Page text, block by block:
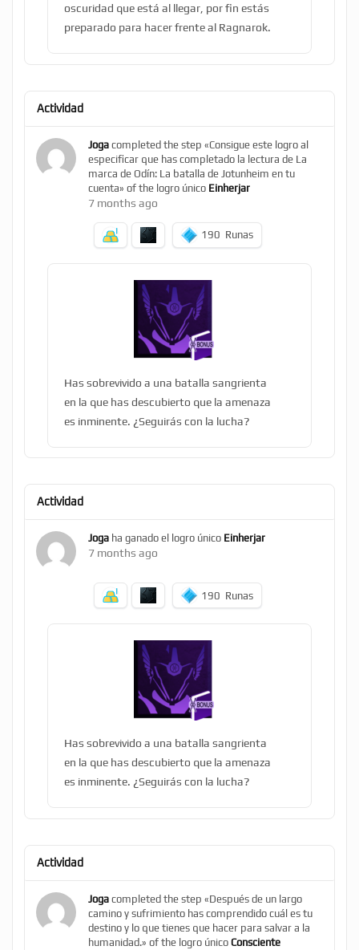
oscuridad que está al llegar, por fin estás
preparado para hacer frente al Ragnarok.
Actividad
Joga completed the step «Consigue este logro al
especificar que has completado la lectura de La
marca de Odín: La batalla de Jotunheim en tu
cuenta» of the logro único Einherjar
7 months ago
190 Runas
Has sobrevivido a una batalla sangrienta
en la que has descubierto que la amenaza
es inminente. ¿Seguirás con la lucha?
Actividad
Joga ha ganado el logro único Einherjar
7 months ago
190 Runas
Has sobrevivido a una batalla sangrienta
en la que has descubierto que la amenaza
es inminente. ¿Seguirás con la lucha?
Actividad
Joga completed the step «Después de un largo
camino y sufrimiento has comprendido cuál es tu
destino y lo que tienes que hacer para salvar a la
humanidad.» of the logro único Consciente